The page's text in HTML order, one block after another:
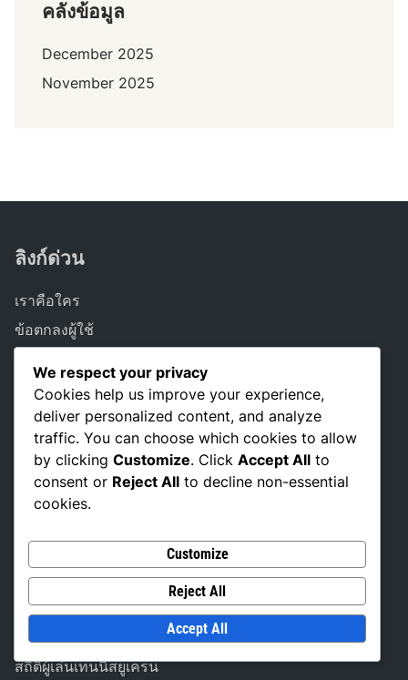
คลังข้อมูล
December 2025
November 2025
ลิงก์ด่วน
เราคือใคร
ข้อตกลงผู้ใช้
นโยบายการคุ้มครองข้อมูล
นโยบายคุกกี้
LANGUAGE
สถิติผู้เล่นเทนนิสชาวฮังการี
สถิติผู้เล่นเทนนิสยูเครน
We respect your privacy
Cookies help us improve your experience,
deliver personalized content, and analyze
traffic. You can choose which cookies to allow
by clicking Customize. Click Accept All to
consent or Reject All to decline non-essential
cookies.
Customize
Reject All
Accept All